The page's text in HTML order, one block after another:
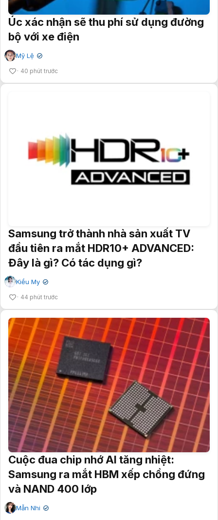
Úc xác nhận sẽ thu phí sử dụng đường
bộ với xe điện
Mỹ Lệ ✔
40 phút trước
Samsung trở thành nhà sản xuất TV
đầu tiên ra mắt HDR10+ ADVANCED:
Đây là gì? Có tác dụng gì?
Kiều My ✔
44 phút trước
Cuộc đua chip nhớ AI tăng nhiệt:
Samsung ra mắt HBM xếp chồng đứng
và NAND 400 lớp
Mẫn Nhi ✔